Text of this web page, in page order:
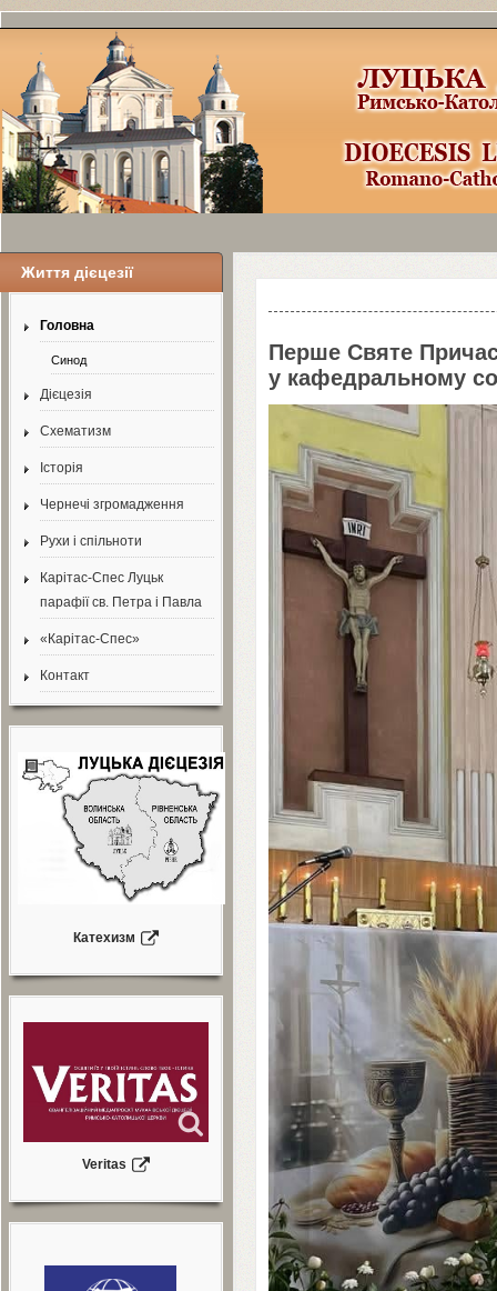
Життя дієцезії
Головна
Синод
Дієцезія
Схематизм
Історія
Чернечі згромадження
Рухи і спільноти
Карітас-Спес Луцьк
парафії св. Петра і Павла
«Карітас-Спес»
Контакт
Катехизм
Veritas
Перше Святе
у кафедральному